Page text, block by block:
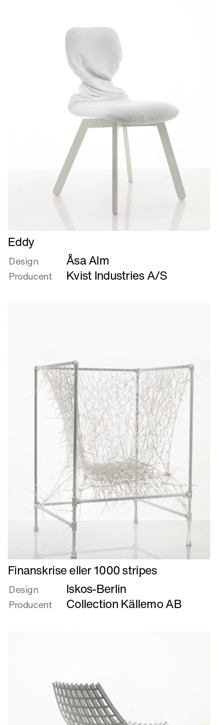
Læs
mere
om
Eddy
Eddy
Design Åsa Alm
Producent Kvist Industries A/S
Læs
mere
om
Finanskrise
eller
Finanskrise eller 1000 stripes
Design Iskos-Berlin
Producent Collection Källemo AB